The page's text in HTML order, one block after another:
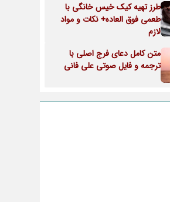
طرز تهیه کیک خیس خانگی با
طعمی فوق العاده+ نکات و مواد
لازم
متن کامل دعای فرج اصلی با
ترجمه و فایل صوتی علی فانی